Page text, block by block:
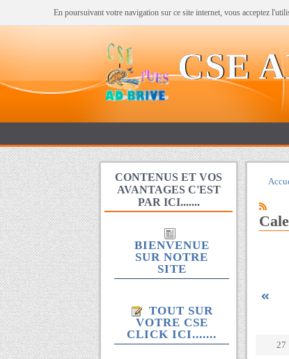
En poursuivant votre navigation sur ce site internet, vous acceptez
CSE
CONTENUS ET VOS
AVANTAGES C'EST
PAR ICI.......
BIENVENUE
SUR NOTRE
SITE
TOUT SUR
VOTRE CSE
CLICK ICI.......
27